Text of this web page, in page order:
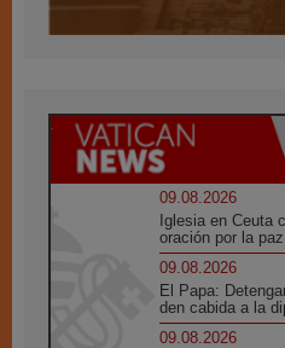
09.08.2026
Iglesia en Ceuta
oración por la
09.08.2026
El Papa:
den cabida a la
09.08.2026